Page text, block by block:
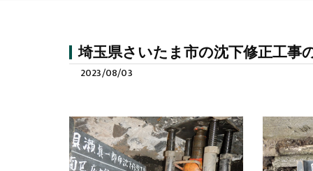
埼玉県さいたま市の沈下修正工事
2023/08/03